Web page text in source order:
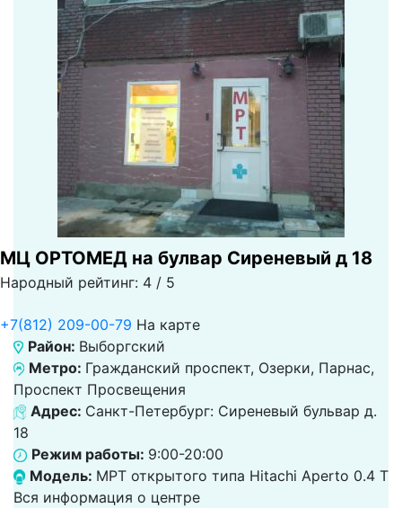
МЦ ОРТОМЕД на булвар Сиреневый д 18
Народный рейтинг: 4 / 5
+7(812) 209-00-79 На карте
Район: Выборгский
Метро: Гражданский проспект, Озерки, Парнас,
Проспект Просвещения
Адрес: Санкт-Петербург: Сиреневый бульвар д.
18
Режим работы: 9:00-20:00
Модель: МРТ открытого типа Hitachi Aperto 0.4 Т
Вся информация о центре